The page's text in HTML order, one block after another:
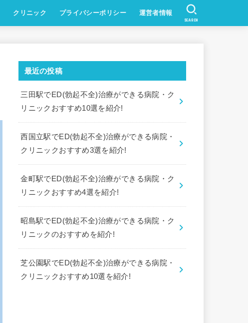
クリニック プライバシーポリシー 運営者情報
SEARCH
最近の投稿
三田駅でED(勃起不全)治療ができる病院・ク
リニックおすすめ10選を紹介!
西国立駅でED(勃起不全)治療ができる病院・
クリニックおすすめ3選を紹介!
金町駅でED(勃起不全)治療ができる病院・ク
リニックおすすめ4選を紹介!
昭島駅でED(勃起不全)治療ができる病院・ク
リニックのおすすめを紹介!
芝公園駅でED(勃起不全)治療ができる病院・
クリニックおすすめ10選を紹介!